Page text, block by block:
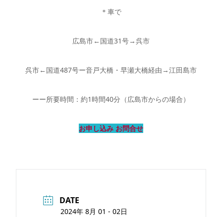
＊車で
広島市←国道31号→呉市
呉市←国道487号ー音戸大橋・早瀬大橋経由→江田島市
ーー所要時間：約1時間40分（広島市からの場合）
お申し込み お問合せ
DATE
2024年 8月 01 - 02日